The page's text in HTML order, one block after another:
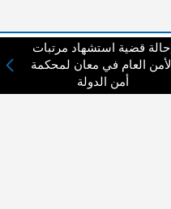
إحالة قضية استشهاد مرتبات
الأمن العام في معان لمحكمة
أمن الدولة